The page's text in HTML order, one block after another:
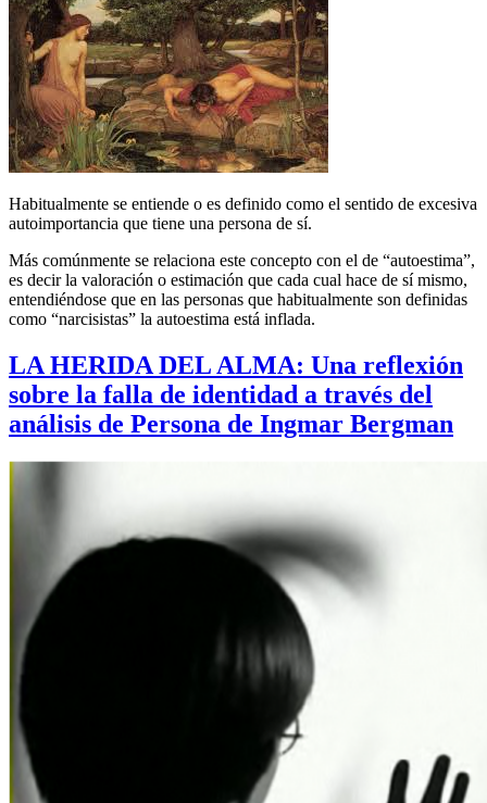
Habitualmente se entiende o es definido como el sentido de excesiva
autoimportancia que tiene una persona de sí.
Más comúnmente se relaciona este concepto con el de “autoestima”,
es decir la valoración o estimación que cada cual hace de sí mismo,
entendiéndose que en las personas que habitualmente son definidas
como “narcisistas” la autoestima está inflada.
LA HERIDA DEL ALMA: Una reflexión
sobre la falla de identidad a través del
análisis de Persona de Ingmar Bergman